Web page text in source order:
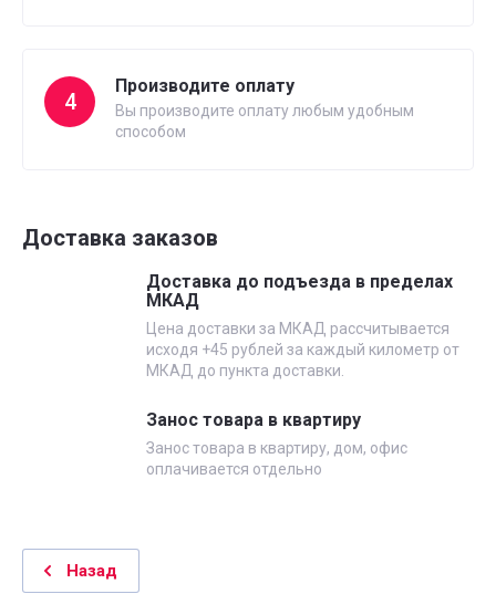
4
Производите оплату
Вы производите оплату любым удобным
способом
Доставка заказов
Доставка до подъезда в пределах
МКАД
Цена доставки за МКАД рассчитывается
исходя +45 рублей за каждый километр от
МКАД до пункта доставки.
Занос товара в квартиру
Занос товара в квартиру, дом, офис
оплачивается отдельно
Назад